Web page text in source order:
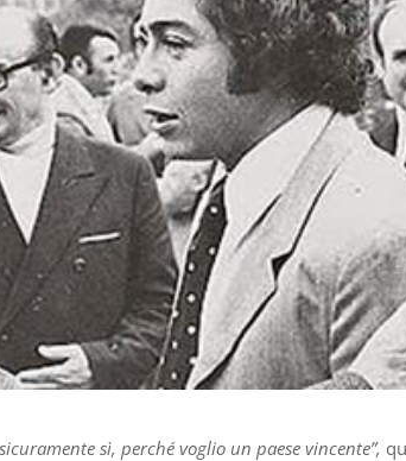
sì, perché voglio un paese vincente”,